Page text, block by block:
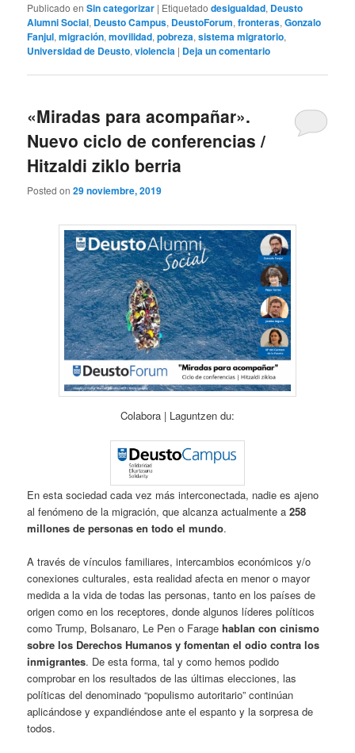
Publicado en Sin categorizar | Etiquetado desigualdad, Deusto
Alumni Social, Deusto Campus, DeustoForum,fronteras,Gonzalo
Fanjul,migración,movilidad,pobreza,sistema migratorio,
Universidad de Deusto,violencia | Deja un comentario
«Miradas para acompañar».
Nuevo ciclo de conferencias /
Hitzaldi ziklo berria
Posted on29 noviembre, 2019
Colabora | Laguntzen du:
En esta sociedad cada vez más interconectada, nadie es ajeno
al fenómeno de la migración, que alcanza actualmente a258
millones de personas en todo el mundo.
A través de vínculos familiares, intercambios económicos y/o
conexiones culturales, esta realidad afecta en menor o mayor
medida a la vida de todas las personas, tanto en los países de
origen como en los receptores, donde algunos líderes políticos
como Trump, Bolsanaro, Le Pen o Faragehablan con cinismo
sobre los Derechos Humanos y fomentan el odio contra los
inmigrantes. De esta forma, tal y como hemos podido
comprobar en los resultados de las últimas elecciones, las
políticas del denominado “populismo autoritario” continúan
aplicándose y expandiéndose ante el espanto y la sorpresa de
todos.